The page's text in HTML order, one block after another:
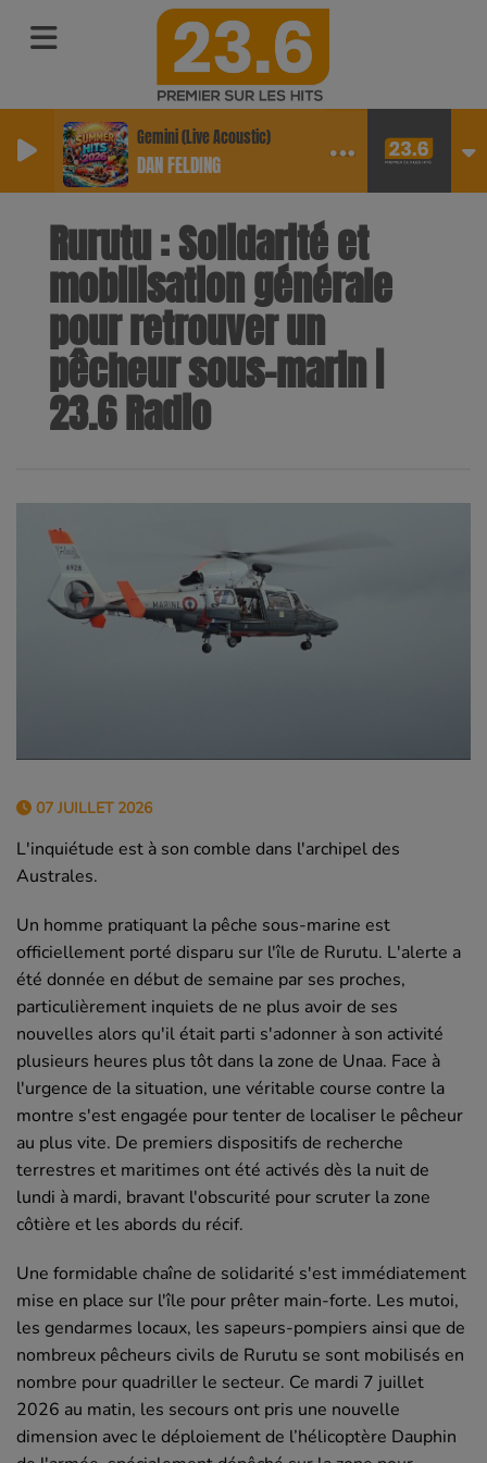
Gemini (Live Acoustic)
DAN FELDING
Rurutu : Solidarité et
mobilisation générale
pour retrouver un
pêcheur sous-marin |
23.6 Radio
07 JUILLET 2026
L'inquiétude est à son comble dans l'archipel des
Australes.
Un homme pratiquant la pêche sous-marine est
officiellement porté disparu sur l'île de Rurutu. L'alerte a
été donnée en début de semaine par ses proches,
particulièrement inquiets de ne plus avoir de ses
nouvelles alors qu'il était parti s'adonner à son activité
plusieurs heures plus tôt dans la zone de Unaa. Face à
l'urgence de la situation, une véritable course contre la
montre s'est engagée pour tenter de localiser le pêcheur
au plus vite. De premiers dispositifs de recherche
terrestres et maritimes ont été activés dès la nuit de
lundi à mardi, bravant l'obscurité pour scruter la zone
côtière et les abords du récif.
Une formidable chaîne de solidarité s'est immédiatement
mise en place sur l'île pour prêter main-forte. Les mutoi,
les gendarmes locaux, les sapeurs-pompiers ainsi que de
nombreux pêcheurs civils de Rurutu se sont mobilisés en
nombre pour quadriller le secteur. Ce mardi 7 juillet
2026 au matin, les secours ont pris une nouvelle
dimension avec le déploiement de l’hélicoptère Dauphin